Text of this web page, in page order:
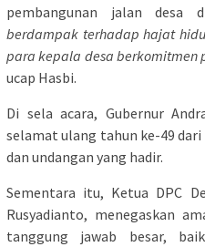
pembangunan jalan desa
berdampak terhadap hajat
para kepala desa berkomitmen
ucap Hasbi.
Di sela acara, Gubernur
selamat ulang tahun ke-49 dari
dan undangan yang hadir.
Sementara itu, Ketua DPC
Rusyadianto, menegaskan
tanggung jawab besar,